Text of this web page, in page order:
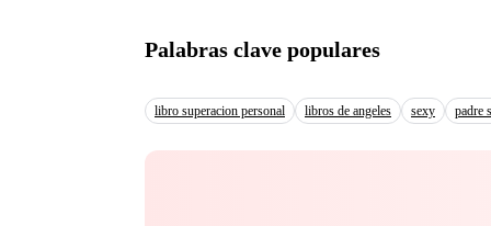
Palabras clave populares
libro superacion personal libros de angeles sexy padre